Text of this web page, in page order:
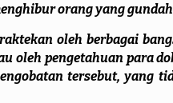
orang yang
oleh berbagai
oleh pengetahuan para
tersebut, yang